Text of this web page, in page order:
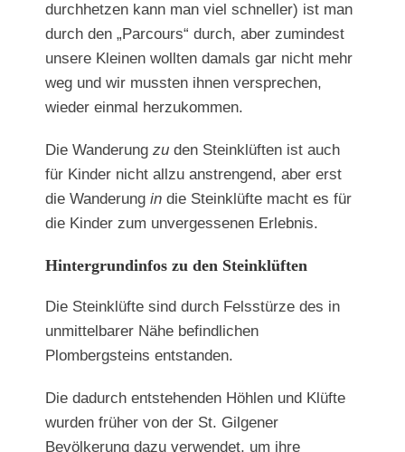
durchhetzen kann man viel schneller) ist man
durch den „Parcours“ durch, aber zumindest
unsere Kleinen wollten damals gar nicht mehr
weg und wir mussten ihnen versprechen,
wieder einmal herzukommen.
Die Wanderung zu den Steinklüften ist auch
für Kinder nicht allzu anstrengend, aber erst
die Wanderung in die Steinklüfte macht es für
die Kinder zum unvergessenen Erlebnis.
Hintergrundinfos zu den Steinklüften
Die Steinklüfte sind durch Felsstürze des in
unmittelbarer Nähe befindlichen
Plombergsteins entstanden.
Die dadurch entstehenden Höhlen und Klüfte
wurden früher von der St. Gilgener
Bevölkerung dazu verwendet, um ihre